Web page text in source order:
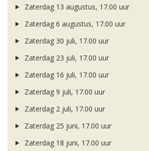
Zaterdag 13 augustus, 17.00 uur
Zaterdag 6 augustus, 17.00 uur
Zaterdag 30 juli, 17.00 uur
Zaterdag 23 juli, 17.00 uur
Zaterdag 16 juli, 17.00 uur
Zaterdag 9 juli, 17.00 uur
Zaterdag 2 juli, 17.00 uur
Zaterdag 25 juni, 17.00 uur
Zaterdag 18 juni, 17.00 uur